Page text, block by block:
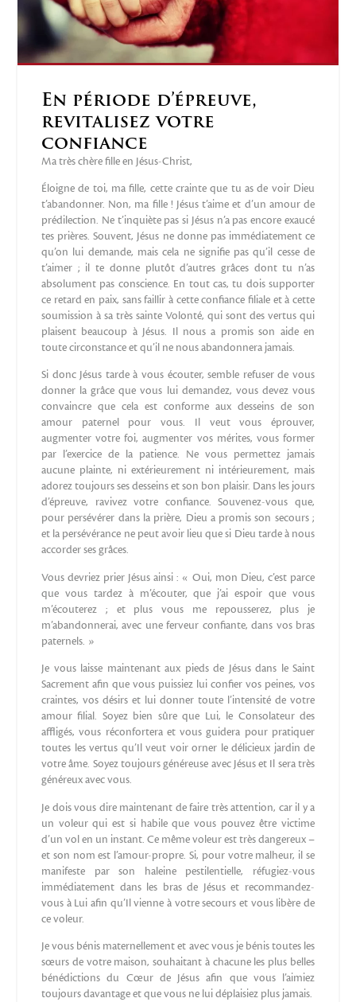
En période d’épreuve,
revitalisez votre
confiance
Ma très chère fille en Jésus-Christ,
Éloigne de toi, ma fille, cette crainte que tu as de voir Dieu
t’abandonner. Non, ma fille ! Jésus t’aime et d’un amour de
prédilection. Ne t’inquiète pas si Jésus n’a pas encore exaucé
tes prières. Souvent, Jésus ne donne pas immédiatement ce
qu’on lui demande, mais cela ne signifie pas qu’il cesse de
t’aimer ; il te donne plutôt d’autres grâces dont tu n’as
absolument pas conscience. En tout cas, tu dois supporter
ce retard en paix, sans faillir à cette confiance filiale et à cette
soumission à sa très sainte Volonté, qui sont des vertus qui
plaisent beaucoup à Jésus. Il nous a promis son aide en
toute circonstance et qu’il ne nous abandonnera jamais.
Si donc Jésus tarde à vous écouter, semble refuser de vous
donner la grâce que vous lui demandez, vous devez vous
convaincre que cela est conforme aux desseins de son
amour paternel pour vous. Il veut vous éprouver,
augmenter votre foi, augmenter vos mérites, vous former
par l’exercice de la patience. Ne vous permettez jamais
aucune plainte, ni extérieurement ni intérieurement, mais
adorez toujours ses desseins et son bon plaisir. Dans les jours
d’épreuve, ravivez votre confiance. Souvenez-vous que,
pour persévérer dans la prière, Dieu a promis son secours ;
et la persévérance ne peut avoir lieu que si Dieu tarde à nous
accorder ses grâces.
Vous devriez prier Jésus ainsi : « Oui, mon Dieu, c’est parce
que vous tardez à m’écouter, que j’ai espoir que vous
m’écouterez ; et plus vous me repousserez, plus je
m’abandonnerai, avec une ferveur confiante, dans vos bras
paternels. »
Je vous laisse maintenant aux pieds de Jésus dans le Saint
Sacrement afin que vous puissiez lui confier vos peines, vos
craintes, vos désirs et lui donner toute l’intensité de votre
amour filial. Soyez bien sûre que Lui, le Consolateur des
affligés, vous réconfortera et vous guidera pour pratiquer
toutes les vertus qu’Il ​​veut voir orner le délicieux jardin de
votre âme. Soyez toujours généreuse avec Jésus et Il sera très
généreux avec vous.
Je dois vous dire maintenant de faire très attention, car il y a
un voleur qui est si habile que vous pouvez être victime
d’un vol en un instant. Ce même voleur est très dangereux –
et son nom est l’amour-propre. Si, pour votre malheur, il se
manifeste par son haleine pestilentielle, réfugiez-vous
immédiatement dans les bras de Jésus et recommandez-
vous à Lui afin qu’Il ​​vienne à votre secours et vous libère de
ce voleur.
Je vous bénis maternellement et avec vous je bénis toutes les
sœurs de votre maison, souhaitant à chacune les plus belles
bénédictions du Cœur de Jésus afin que vous l’aimiez
toujours davantage et que vous ne lui déplaisiez plus jamais.